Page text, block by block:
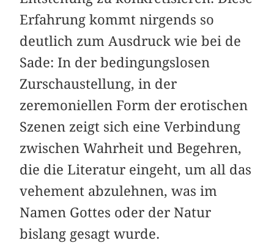
Erfahrung kommt nirgends so
deutlich zum Ausdruck wie bei de
Sade: In der bedingungslosen
Zurschaustellung, in der
zeremoniellen Form der erotischen
Szenen zeigt sich eine Verbindung
zwischen Wahrheit und Begehren,
die die Literatur eingeht, um all das
vehement abzulehnen, was im
Namen Gottes oder der Natur
bislang gesagt wurde.